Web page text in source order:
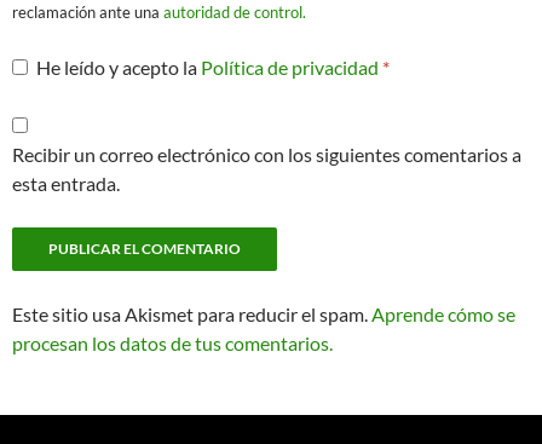
reclamación ante una autoridad de control.
He leído y acepto la Política de privacidad *
Recibir un correo electrónico con los siguientes comentarios a
esta entrada.
Este sitio usa Akismet para reducir el spam.Aprende cómo se
procesan los datos de tus comentarios.